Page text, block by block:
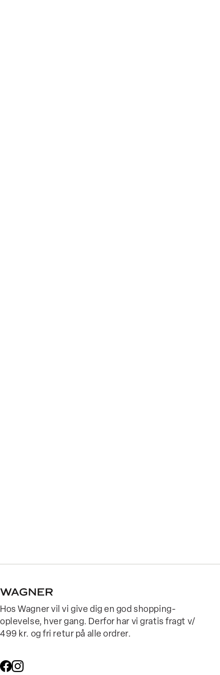
Hos Wagner vil vi give dig en god shopping-
oplevelse, hver gang. Derfor har vi gratis fragt v/
499 kr. og fri retur på alle ordrer.